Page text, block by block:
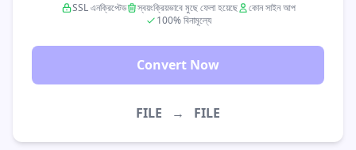
SSL এনক্রিপ্টেড স্বয়ংক্রিয়ভাবে মুছে ফেলা হয়েছে
কোন সাইন আপ
100% বিনামূল্যে
Convert Now
FILE → FILE